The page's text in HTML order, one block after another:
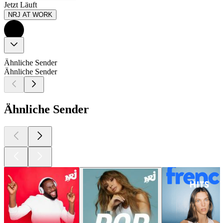
Jetzt Läuft
NRJ AT WORK
Ähnliche Sender
Ähnliche Sender
Ähnliche Sender